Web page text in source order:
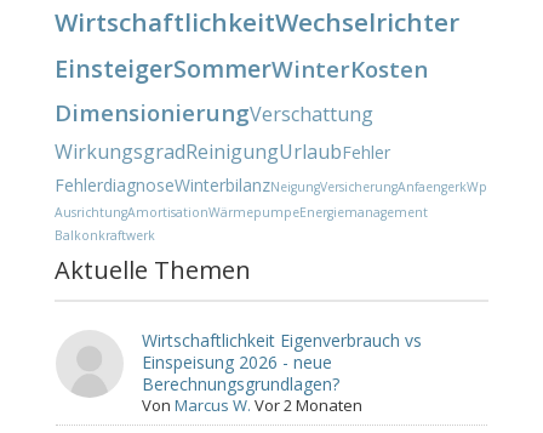
WirtschaftlichkeitWechselrichter
EinsteigerSommerWinterKosten
DimensionierungVerschattung
WirkungsgradReinigungUrlaubFehler
FehlerdiagnoseWinterbilanzNeigungVersicherungAnfaengerkWp
AusrichtungAmortisationWärmepumpeEnergiemanagement
Balkonkraftwerk
Aktuelle Themen
Wirtschaftlichkeit Eigenverbrauch vs
Einspeisung 2026 - neue
Berechnungsgrundlagen?
VonMarcus W. Vor 2 Monaten